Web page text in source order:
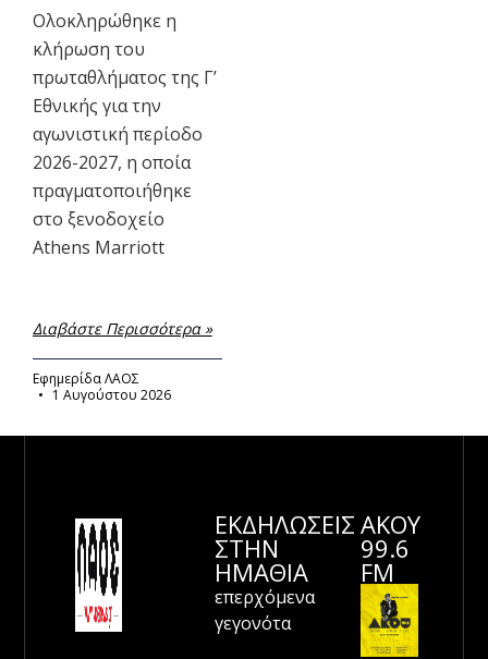
Ολοκληρώθηκε η
κλήρωση του
πρωταθλήματος της Γ’
Εθνικής για την
αγωνιστική περίοδο
2026-2027, η οποία
πραγματοποιήθηκε
στο ξενοδοχείο
Athens Marriott
Διαβάστε Περισσότερα »
Εφημερίδα ΛΑΟΣ
1 Αυγούστου 2026
ΕΚΔΗΛΩΣΕΙΣ
ΣΤΗΝ
ΗΜΑΘΊΑ
επερχόμενα
γεγονότα
ΑΚΟΥ
99.6
FM